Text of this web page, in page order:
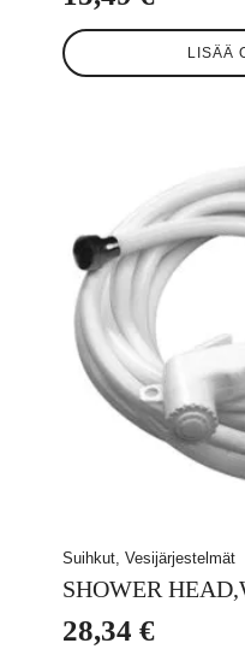
LISÄÄ
Suihkut, Vesijärjestelmät
SHOWER
28,34 €